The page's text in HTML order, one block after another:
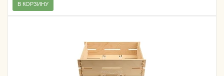
В КОРЗИНУ